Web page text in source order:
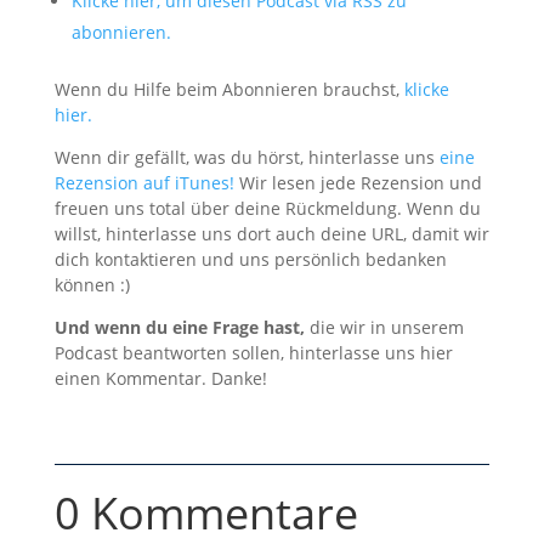
abonnieren.
Wenn du Hilfe beim Abonnieren brauchst, klicke
hier.
Wenn dir gefällt, was du hörst, hinterlasse uns eine
Rezension auf iTunes! Wir lesen jede Rezension und
freuen uns total über deine Rückmeldung. Wenn du
willst, hinterlasse uns dort auch deine URL, damit wir
dich kontaktieren und uns persönlich bedanken
können :)
Und wenn du eine Frage hast, die wir in unserem
Podcast beantworten sollen, hinterlasse uns hier
einen Kommentar. Danke!
0 Kommentare